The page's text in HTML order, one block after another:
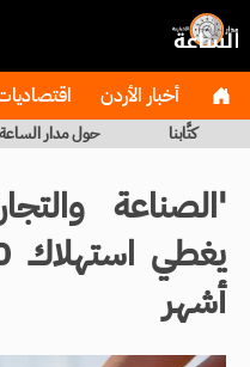
أخبار الأردن
كتَّابنا حول مدار الساعة
'الصناعة
أشهر